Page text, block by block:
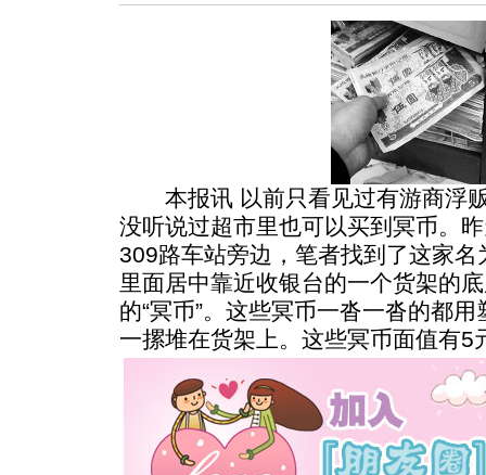
本报讯 以前只看见过有游商浮
没听说过超市里也可以买到冥币。
309路车站旁边，笔者找到了这家名
里面居中靠近收银台的一个货架的
的“冥币”。这些冥币一沓一沓的都
一摞堆在货架上。这些冥币面值有